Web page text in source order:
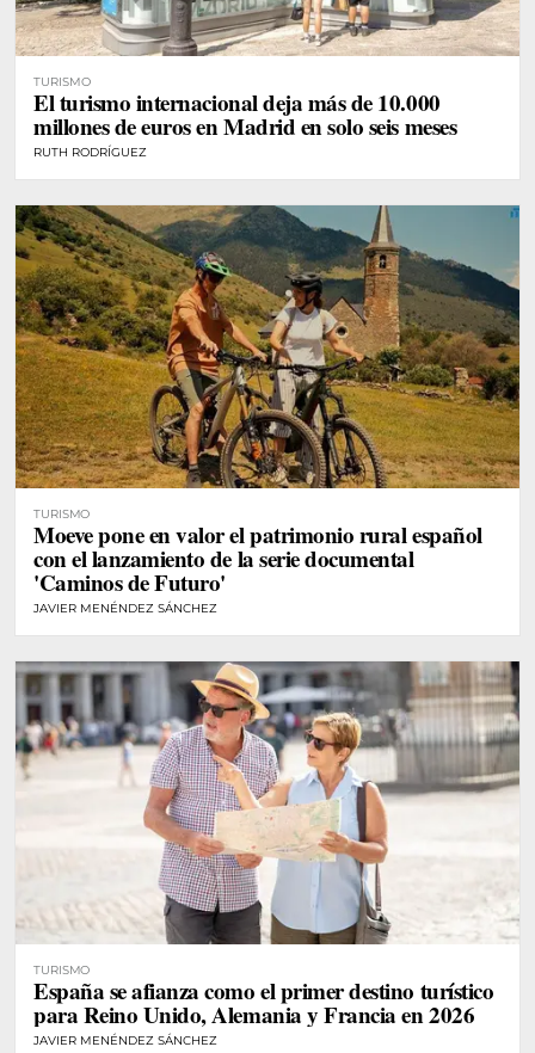
TURISMO
El turismo internacional deja más de 10.000
millones de euros en Madrid en solo seis meses
RUTH RODRÍGUEZ
TURISMO
Moeve pone en valor el patrimonio rural español
con el lanzamiento de la serie documental
'Caminos de Futuro'
JAVIER MENÉNDEZ SÁNCHEZ
TURISMO
España se afianza como el primer destino turístico
para Reino Unido, Alemania y Francia en 2026
JAVIER MENÉNDEZ SÁNCHEZ